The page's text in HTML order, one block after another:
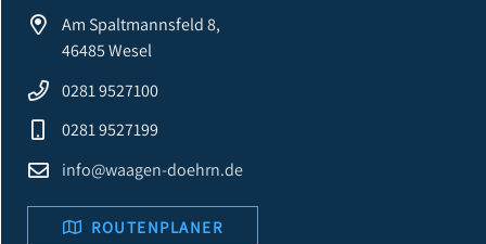
Am Spaltmannsfeld 8,
46485 Wesel
0281 9527100
0281 9527199
info@waagen-doehrn.de
ROUTENPLANER